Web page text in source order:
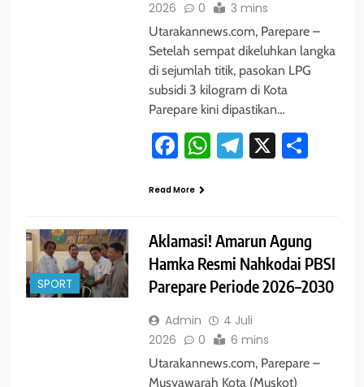
2026
0 3 mins
Utarakannews.com, Parepare –
Setelah sempat dikeluhkan langka
di sejumlah titik, pasokan LPG
subsidi 3 kilogram di Kota
Parepare kini dipastikan…
Facebook
WhatsApp
Telegram
X
Read More
SPORT
Aklamasi! Amarun Agung
Hamka Resmi Nahkodai PBSI
Parepare Periode 2026–2030
Admin
4 Juli
2026
0 6 mins
Utarakannews.com, Parepare –
Musyawarah Kota (Muskot)